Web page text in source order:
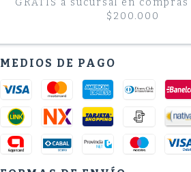
$200.000
MEDIOS DE PAGO